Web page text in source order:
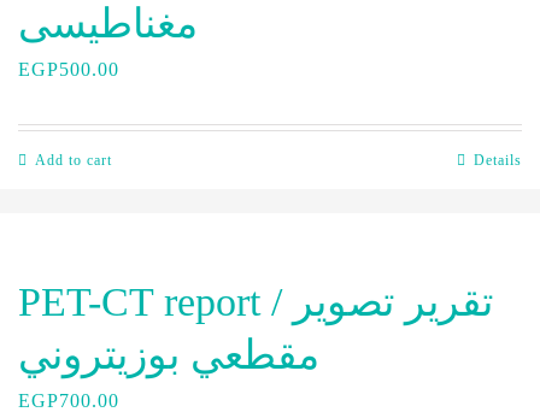
مغناطيسى
EGP500.00
Add to cart Details
PET-CT report / تقرير تصوير
مقطعي بوزيتروني
EGP700.00